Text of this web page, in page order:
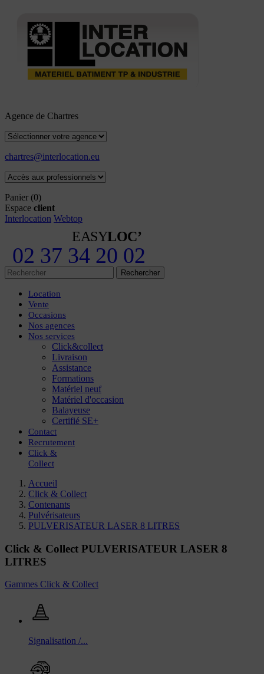
Agence de Chartres
chartres@interlocation.eu
Panier (0)
Espace client
Interlocation Webtop
EASYLOC’
02 37 34 20 02
Rechercher
Location
Vente
Occasions
Nos agences
Nos services
Click&collect
Livraison
Assistance
Formations
Matériel neuf
Matériel d'occasion
Balayeuse
Certifié SE+
Contact
Recrutement
Click &
Collect
Accueil
Click & Collect
Contenants
Pulvérisateurs
PULVERISATEUR LASER 8 LITRES
Click & Collect PULVERISATEUR LASER 8
LITRES
Gammes Click & Collect
Signalisation /...